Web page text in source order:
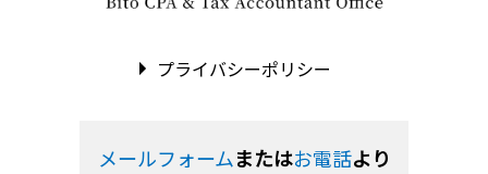
プライバシーポリシー
メールフォームまたはお電話より